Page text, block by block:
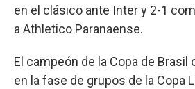
en el clásico ante Inter y 2-1
a Athletico Paranaense.
El campeón de la Copa de Brasil
en la fase de grupos de la Copa